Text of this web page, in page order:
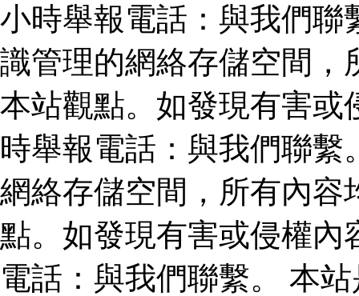
小時舉報電話：與我們聯
識管理的網絡存儲空間，
本站觀點。如發現有害或
時舉報電話：與我們聯
網絡存儲空間，所有內容
點。如發現有害或侵權內
電話：與我們聯繫。 本